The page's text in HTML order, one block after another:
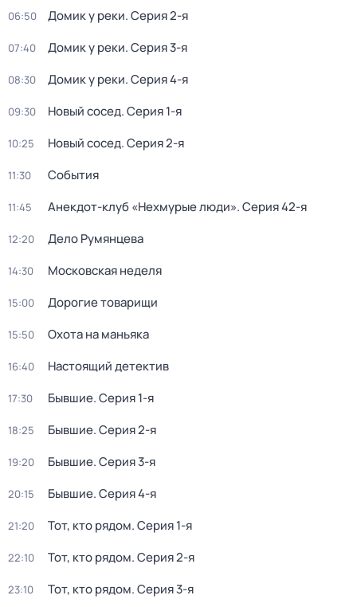
06:50 Домик у реки. Серия 2-я
07:40 Домик у реки. Серия 3-я
08:30 Домик у реки. Серия 4-я
09:30 Новый сосед. Серия 1-я
10:25 Новый сосед. Серия 2-я
11:30 События
11:45 Анекдот-клуб «Нехмурые люди». Серия 42-я
12:20 Дело Румянцева
14:30 Московская неделя
15:00 Дорогие товарищи
15:50 Охота на маньяка
16:40 Настоящий детектив
17:30 Бывшие. Серия 1-я
18:25 Бывшие. Серия 2-я
19:20 Бывшие. Серия 3-я
20:15 Бывшие. Серия 4-я
21:20 Тот, кто рядом. Серия 1-я
22:10 Тот, кто рядом. Серия 2-я
23:10 Тот, кто рядом. Серия 3-я